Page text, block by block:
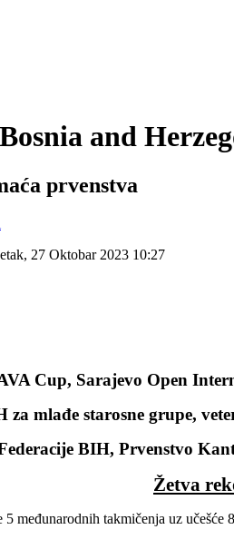
and
prvenstva
27 Oktobar 2023 10:27
Cup, Sarajevo Open
za mlađe starosne grupe,
BIH, Prvenstvo
Žetva
međunarodnih takmičenja uz